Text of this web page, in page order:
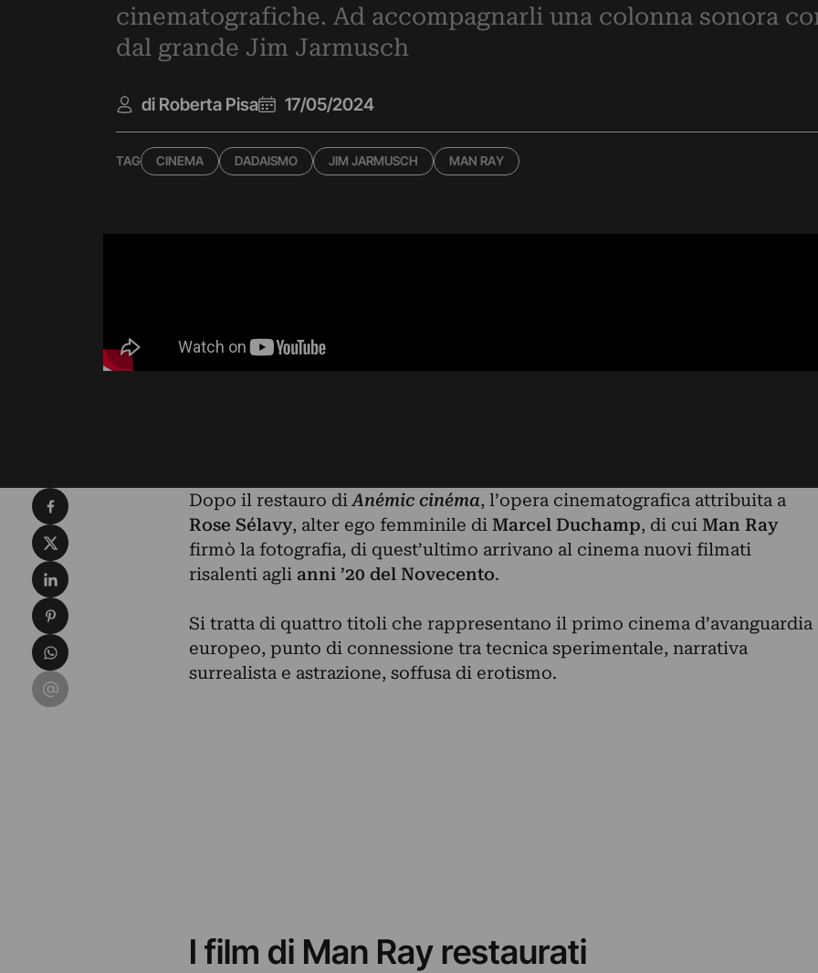
cinematografiche. Ad accompagnarli una colonna sonora
dal grande Jim Jarmusch
di Roberta Pisa 17/05/2024
TAG CINEMA DADAISMO JIM JARMUSCH MAN RAY
Dopo il restauro diAnémic cinéma, l’opera cinematografica attribuita a
Rose Sélavy, alter ego femminile di Marcel Duchamp, di cui Man Ray
firmò la fotografia, di quest’ultimo arrivano al cinema nuovi filmati
risalenti aglianni ’20 del Novecento.
Si tratta di quattro titoli che rappresentano il primo cinema d’avanguardia
europeo, punto di connessione tra tecnica sperimentale, narrativa
surrealista e astrazione, soffusa di erotismo.
I film di Man Ray restaurati
Condividi su Facebook
Condividi su X
Condividi su LinkedIn
Condividi su Pinterest
Condividi su WhatsApp
Condividi su Email